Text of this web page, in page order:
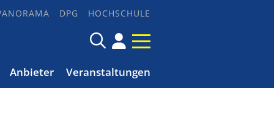
DPG HOCHSCHULE
Anbieter Veranstaltungen